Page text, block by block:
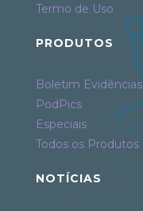
Termo de Uso
PRODUTOS
Boletim Evidências
PodPics
Especiais
Todos os Produtos
NOTÍCIAS